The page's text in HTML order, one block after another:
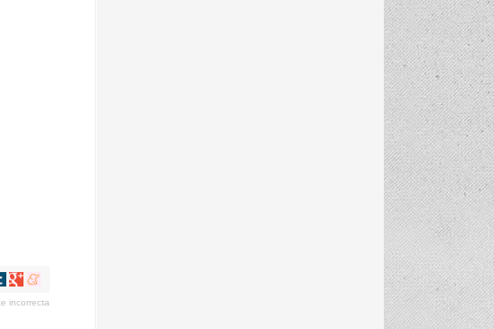
Compartir
Google+
Compartir
meneame
incorrecta